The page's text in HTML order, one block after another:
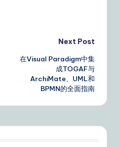
Next Post
在Visual Paradigm中集
成TOGAF与
ArchiMate、UML和
BPMN的全面指南